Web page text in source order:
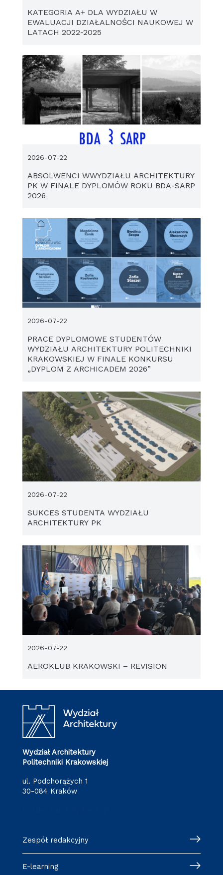
KATEGORIA A+ DLA WYDZIAŁU W
EWALUACJI DZIAŁALNOŚCI NAUKOWEJ W
LATACH 2022-2025
ABSOLWENCI WWYDZIAŁU ARCHITEKTURY
PK W FINALE DYPLOMÓW ROKU BDA-SARP
2026
2026-07-22
PRACE DYPLOMOWE STUDENTÓW
WYDZIAŁU ARCHITEKTURY POLITECHNIKI
KRAKOWSKIEJ W FINALE KONKURSU
„DYPLOM Z ARCHICADEM 2026”
2026-07-22
SUKCES STUDENTA WYDZIAŁU
ARCHITEKTURY PK
2026-07-22
AEROKLUB KRAKOWSKI – REVISION
2026-07-22
Wydział Architektury
Politechniki Krakowskiej
ul. Podchorążych 1
30-084 Kraków
Zespół redakcyjny
E-learning